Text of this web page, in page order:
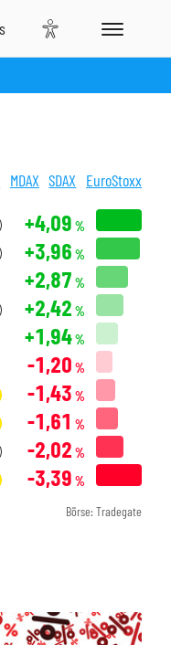
MDAX SDAX EuroStoxx
+4,09 %
+3,96 %
+2,87 %
+2,42 %
+1,94%
-1,20 %
-1,43 %
-1,61 %
-2,02 %
-3,39 %
Börse: Tradegate